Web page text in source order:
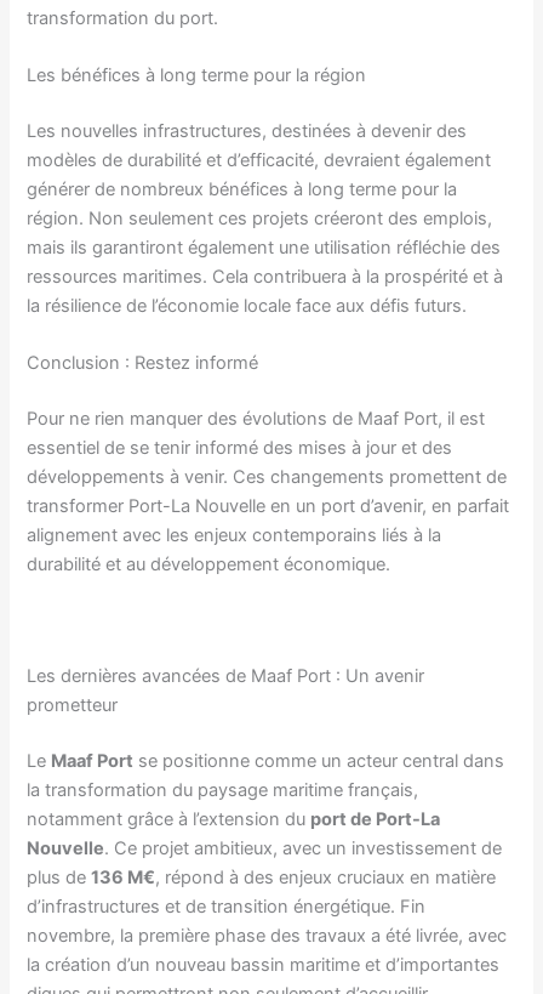
transformation du port.
Les bénéfices à long terme pour la région
Les nouvelles infrastructures, destinées à devenir des
modèles de durabilité et d’efficacité, devraient également
générer de nombreux bénéfices à long terme pour la
région. Non seulement ces projets créeront des emplois,
mais ils garantiront également une utilisation réfléchie des
ressources maritimes. Cela contribuera à la prospérité et à
la résilience de l’économie locale face aux défis futurs.
Conclusion : Restez informé
Pour ne rien manquer des évolutions de Maaf Port, il est
essentiel de se tenir informé des mises à jour et des
développements à venir. Ces changements promettent de
transformer Port-La Nouvelle en un port d’avenir, en parfait
alignement avec les enjeux contemporains liés à la
durabilité et au développement économique.
Les dernières avancées de Maaf Port : Un avenir
prometteur
Le Maaf Port se positionne comme un acteur central dans
la transformation du paysage maritime français,
notamment grâce à l’extension du port de Port-La
Nouvelle. Ce projet ambitieux, avec un investissement de
plus de136 M€, répond à des enjeux cruciaux en matière
d’infrastructures et de transition énergétique. Fin
novembre, la première phase des travaux a été livrée, avec
la création d’un nouveau bassin maritime et d’importantes